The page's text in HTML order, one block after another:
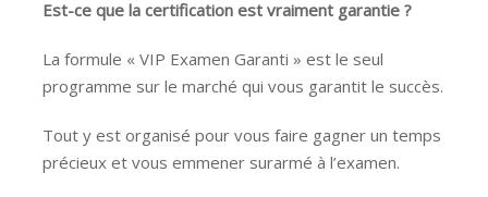
Est-ce que la certification est vraiment garantie ?
La formule « VIP Examen Garanti » est le seul
programme sur le marché qui vous garantit le succès.
Tout y est organisé pour vous faire gagner un temps
précieux et vous emmener surarmé à l’examen.